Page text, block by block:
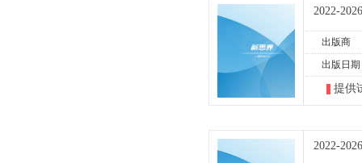
2022-
出版商
出版日期
提供
2022-